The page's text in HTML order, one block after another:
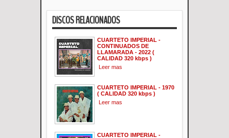
DISCOS RELACIONADOS
CUARTETO IMPERIAL -
CONTINUADOS DE
LLAMARADA - 2022 (
CALIDAD 320 kbps )
Leer mas
CUARTETO IMPERIAL - 1970
( CALIDAD 320 kbps )
Leer mas
CUARTETO IMPERIAL -